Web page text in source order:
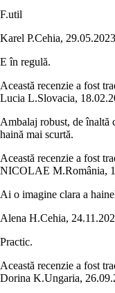
F.util
Karel P.Cehia, 29.05.2023
E în regulă.
Această recenzie a fost
Lucia L.Slovacia,
Ambalaj robust, de înaltă
haină mai scurtă.
Această recenzie a fost
NICOLAE M.România,
Ai o imagine clara a
Alena H.Cehia,
Practic.
Această recenzie a fost
Dorina K.Ungaria,